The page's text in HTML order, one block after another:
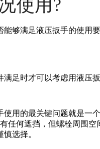
使用?
够满足液压扳手的使用
足时才可以考虑用液压扳
用的最关键问题就是一
任何遮挡，但螺栓周围空
选择。